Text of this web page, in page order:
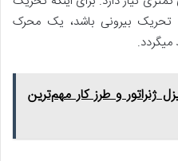
تحریک بیرونی باشد، یک محرک
ژنراتور و طرز کار مهم‌‌‌ترین